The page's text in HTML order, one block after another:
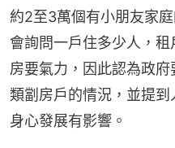
約2至3萬個有小朋友家
會詢問一戶住多少人，租
房要氣力，因此認為政
類劏房戶的情況，並提
身心發展有影響。